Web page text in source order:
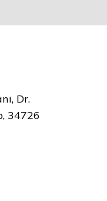
Dr.
34726